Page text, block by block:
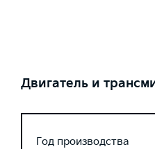
Двигатель и
Год производства